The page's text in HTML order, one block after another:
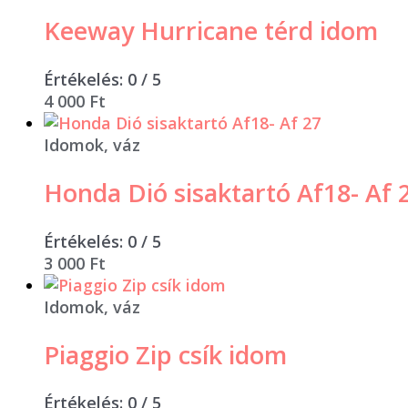
Keeway Hurricane térd idom
Értékelés: 0 / 5
4 000 Ft
Idomok, váz
Honda Dió sisaktartó Af18- Af
Értékelés: 0 / 5
3 000 Ft
Idomok, váz
Piaggio Zip csík idom
Értékelés: 0 / 5